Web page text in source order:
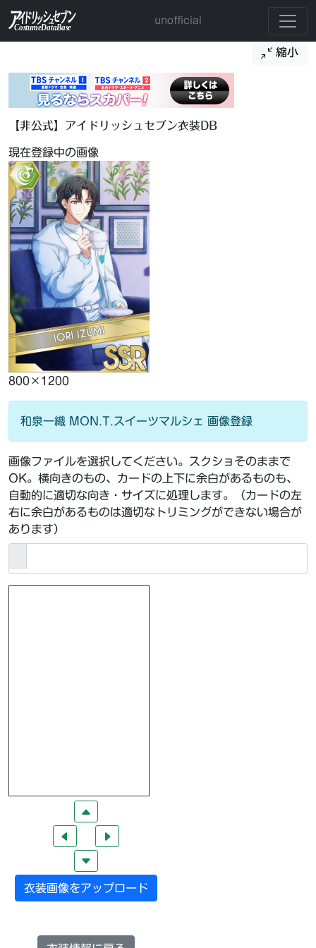
unofficial
縮小
【非公式】アイドリッシュセブン衣装DB
現在登録中の画像
800×1200
和泉一織 MON.T.スイーツマルシェ 画像登録
画像ファイルを選択してください。スクショそのままで
OK。横向きのもの、カードの上下に余白があるものも、
自動的に適切な向き・サイズに処理します。（カードの左
右に余白があるものは適切なトリミングができない場合が
あります）
衣装画像をアップロード